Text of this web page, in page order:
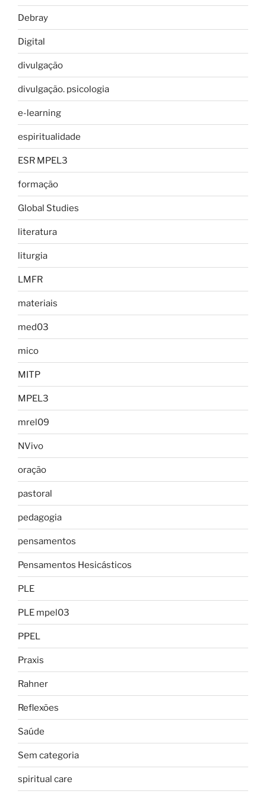
Debray
Digital
divulgação
divulgação. psicologia
e-learning
espiritualidade
ESR MPEL3
formação
Global Studies
literatura
liturgia
LMFR
materiais
med03
mico
MITP
MPEL3
mrel09
NVivo
oração
pastoral
pedagogia
pensamentos
Pensamentos Hesicásticos
PLE
PLE mpel03
PPEL
Praxis
Rahner
Reflexões
Saúde
Sem categoria
spiritual care